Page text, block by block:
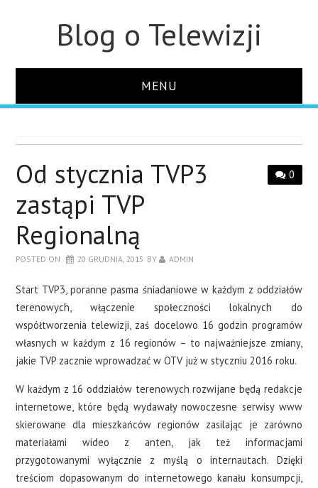
Blog o Telewizji
MENU
KONTAKT
0
Od stycznia TVP3
zastąpi TVP
Regionalną
POSTED ON 20 GRUDNIA, 2015 BY ADMIN
Start TVP3, poranne pasma śniadaniowe w każdym z oddziałów
terenowych, włączenie społeczności lokalnych do
współtworzenia telewizji, zaś docelowo 16 godzin programów
własnych w każdym z 16 regionów – to najważniejsze zmiany,
jakie TVP zacznie wprowadzać w OTV już w styczniu 2016 roku.
W każdym z 16 oddziałów terenowych rozwijane będą redakcje
internetowe, które będą wydawały nowoczesne serwisy www
skierowane dla mieszkańców regionów zasilając je zarówno
materiałami wideo z anten, jak też informacjami
przygotowanymi wyłącznie z myślą o internautach. Dzięki
treściom dopasowanym do internetowego kanału konsumpcji,